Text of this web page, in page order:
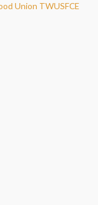
Union TWUSFCE